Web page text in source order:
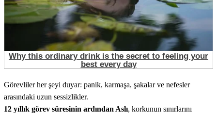
Görevliler her şeyi duyar: panik, karmaşa, şakalar ve nefesler
arasındaki uzun sessizlikler.
12 yıllık görev süresinin ardından Aslı, korkunun sınırlarını